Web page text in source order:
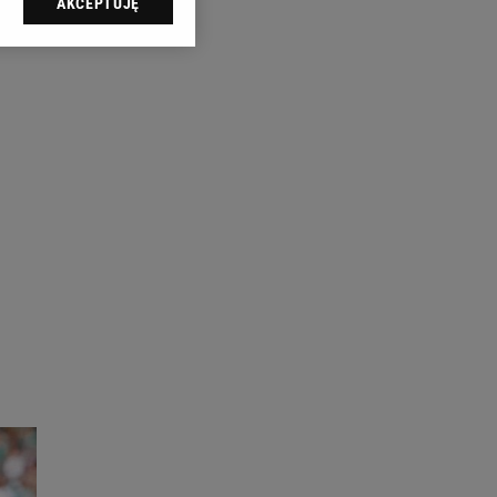
sp. z o.o., jej
swoje preferencje
celów identyfikacji.
reklam i treści,